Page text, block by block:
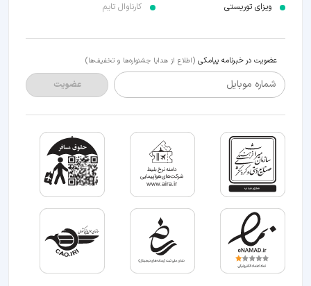
ویزای توریستی
کارناوال تایم
عضویت در خبرنامه پیامکی (اطلاع از هدایا جشنواره‌ها و تخفیف‌ها)
شماره موبایل عضویت